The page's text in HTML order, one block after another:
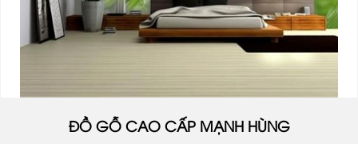
ĐỒ GỖ CAO CẤP MẠNH HÙNG